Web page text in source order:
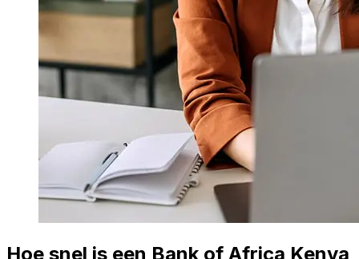
Hoe snel is een Bank of Africa Kenya